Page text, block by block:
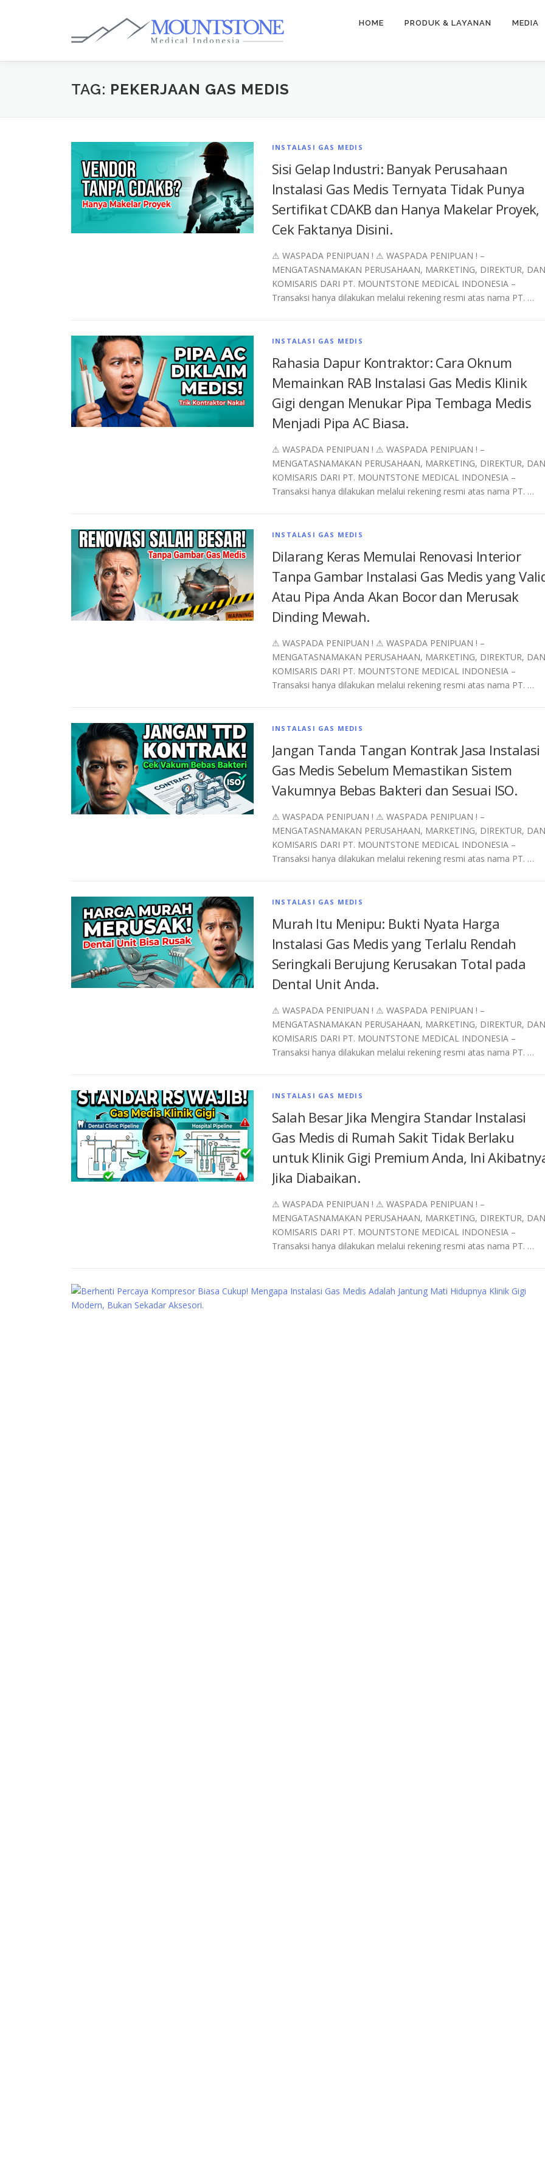
HOME PRODUK & LAYANAN MEDIA
TAG: PEKERJAAN GAS MEDIS
INSTALASI GAS MEDIS
Sisi Gelap Industri: Banyak Perusahaan
Instalasi Gas Medis Ternyata Tidak Punya
Sertifikat CDAKB dan Hanya Makelar Proyek,
Cek Faktanya Disini.
⚠︎ WASPADA PENIPUAN ! ⚠︎ WASPADA PENIPUAN ! –
MENGATASNAMAKAN PERUSAHAAN, MARKETING, DIREKTUR, DAN
KOMISARIS DARI PT. MOUNTSTONE MEDICAL INDONESIA –
Transaksi hanya dilakukan melalui rekening resmi atas nama PT. …
INSTALASI GAS MEDIS
Rahasia Dapur Kontraktor: Cara Oknum
Memainkan RAB Instalasi Gas Medis Klinik
Gigi dengan Menukar Pipa Tembaga Medis
Menjadi Pipa AC Biasa.
⚠︎ WASPADA PENIPUAN ! ⚠︎ WASPADA PENIPUAN ! –
MENGATASNAMAKAN PERUSAHAAN, MARKETING, DIREKTUR, DAN
KOMISARIS DARI PT. MOUNTSTONE MEDICAL INDONESIA –
Transaksi hanya dilakukan melalui rekening resmi atas nama PT. …
INSTALASI GAS MEDIS
Dilarang Keras Memulai Renovasi Interior
Tanpa Gambar Instalasi Gas Medis yang
Atau Pipa Anda Akan Bocor dan Merusak
Dinding Mewah.
⚠︎ WASPADA PENIPUAN ! ⚠︎ WASPADA PENIPUAN ! –
MENGATASNAMAKAN PERUSAHAAN, MARKETING, DIREKTUR, DAN
KOMISARIS DARI PT. MOUNTSTONE MEDICAL INDONESIA –
Transaksi hanya dilakukan melalui rekening resmi atas nama PT. …
INSTALASI GAS MEDIS
Jangan Tanda Tangan Kontrak Jasa Instalasi
Gas Medis Sebelum Memastikan Sistem
Vakumnya Bebas Bakteri dan Sesuai ISO.
⚠︎ WASPADA PENIPUAN ! ⚠︎ WASPADA PENIPUAN ! –
MENGATASNAMAKAN PERUSAHAAN, MARKETING, DIREKTUR, DAN
KOMISARIS DARI PT. MOUNTSTONE MEDICAL INDONESIA –
Transaksi hanya dilakukan melalui rekening resmi atas nama PT. …
INSTALASI GAS MEDIS
Murah Itu Menipu: Bukti Nyata Harga
Instalasi Gas Medis yang Terlalu Rendah
Seringkali Berujung Kerusakan Total pada
Dental Unit Anda.
⚠︎ WASPADA PENIPUAN ! ⚠︎ WASPADA PENIPUAN ! –
MENGATASNAMAKAN PERUSAHAAN, MARKETING, DIREKTUR, DAN
KOMISARIS DARI PT. MOUNTSTONE MEDICAL INDONESIA –
Transaksi hanya dilakukan melalui rekening resmi atas nama PT. …
INSTALASI GAS MEDIS
Salah Besar Jika Mengira Standar Instalasi
Gas Medis di Rumah Sakit Tidak Berlaku
untuk Klinik Gigi Premium Anda, Ini
Jika Diabaikan.
⚠︎ WASPADA PENIPUAN ! ⚠︎ WASPADA PENIPUAN ! –
MENGATASNAMAKAN PERUSAHAAN, MARKETING, DIREKTUR, DAN
KOMISARIS DARI PT. MOUNTSTONE MEDICAL INDONESIA –
Transaksi hanya dilakukan melalui rekening resmi atas nama PT. …